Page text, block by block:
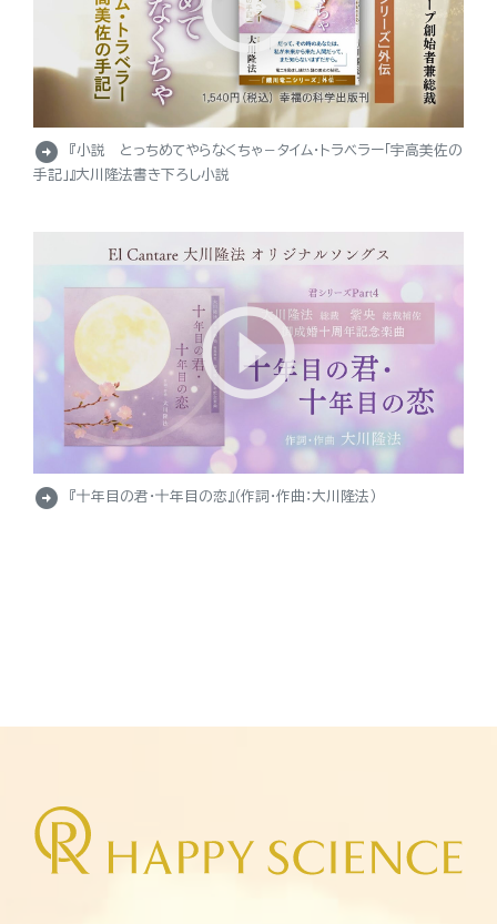
arrow_circle_right
『小説 とっちめてやらなくちゃ－タイム・トラベラー「宇高美佐の
手記」』大川隆法書き下ろし小説
arrow_circle_right 『十年目の君・十年目の恋』（作詞・作曲：大川隆法）